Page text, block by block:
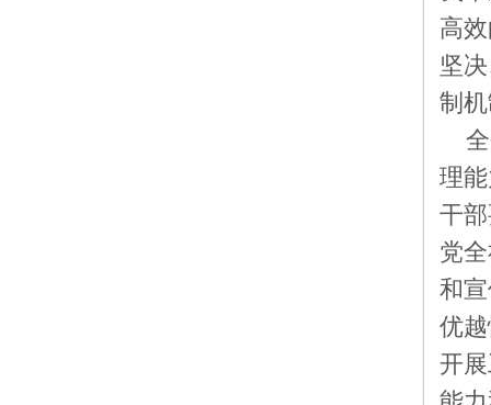
高
坚
制
理
干
党
和
优
开